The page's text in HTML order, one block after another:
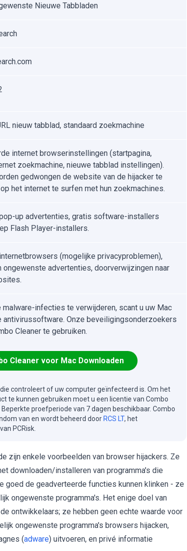
Nieuwe Tabbladen
nieuw tabblad, standaard zoekmachine
internet browserinstellingen (startpagina,
zoekmachine, nieuwe tabblad instellingen).
gedwongen de website van de hijacker te
het internet te surfen met hun zoekmachines.
up advertenties, gratis software-installers
Flash Player-installers.
(mogelijke privacyproblemen),
ongewenste advertenties, doorverwijzingen naar
malware-infecties te verwijderen, scant u uw Mac
antivirussoftware. Onze beveiligingsonderzoekers
Cleaner te gebruiken.
Cleaner voor Mac Downloaden
controleert of uw computer geïnfecteerd is. Om het
te kunnen gebruiken moet u een licentie van Combo
Beperkte proefperiode van 7 dagen beschikbaar. Combo
van en wordt beheerd door RCS LT, het
PCRisk.
zijn enkele voorbeelden van browser hijackers. Ze
downloaden/installeren van programma's die
goed de geadverteerde functies kunnen klinken - ze
ongewenste programma's. Het enige doel van
ontwikkelaars; ze hebben geen echte waarde voor
ongewenste programma's browsers hijacken,
(adware) uitvoeren, en privé informatie